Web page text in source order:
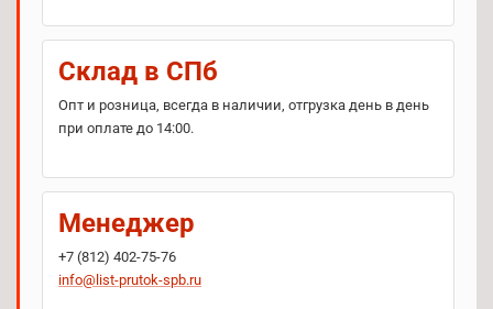
Склад в СПб
Опт и розница, всегда в наличии, отгрузка день в день
при оплате до 14:00.
Менеджер
+7 (812) 402-75-76
info@list-prutok-spb.ru